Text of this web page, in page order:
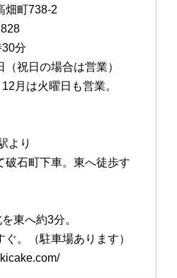
畑町738-2
分
祝日の場合は営業）
月は火曜日も営業。
より
破石町下車。東へ徒歩す
東へ約3分。
。（駐車場あります）